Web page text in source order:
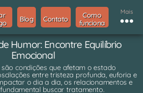
Blog Contato
Como
funciona
Mais
Humor: Encontre Equilíbrio
Emocional
são condições que afetam o estado
entre tristeza profunda, euforia e
o dia a dia, os relacionamentos e
buscar tratamento.